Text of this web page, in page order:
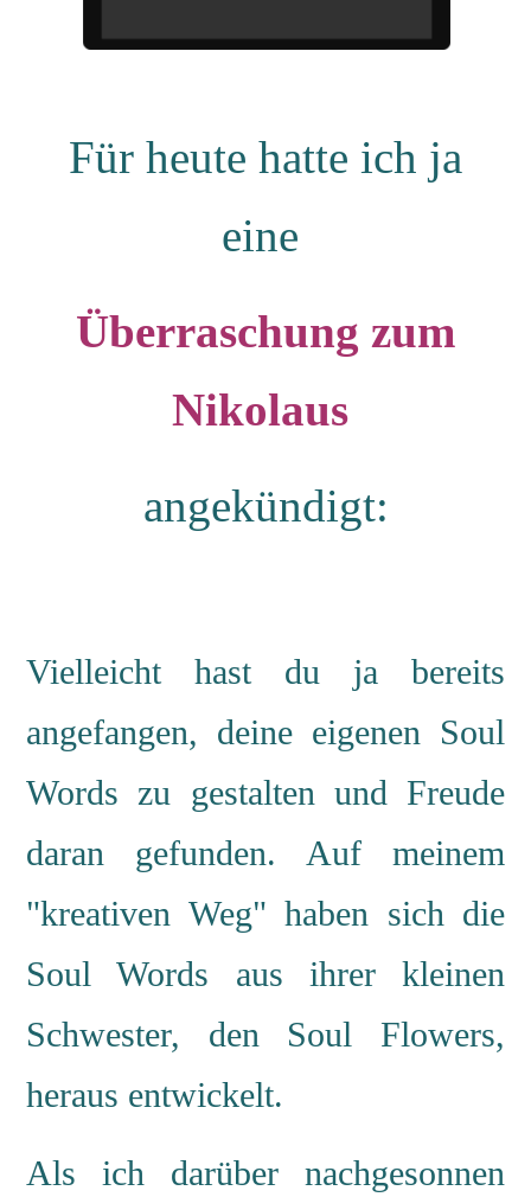
Für heute hatte ich ja
eine
Überraschung zum
Nikolaus
angekündigt:
Vielleicht hast du ja bereits
angefangen, deine eigenen Soul
Words zu gestalten und Freude
daran gefunden. Auf meinem
"kreativen Weg" haben sich die
Soul Words aus ihrer kleinen
Schwester, den Soul Flowers,
heraus entwickelt.
Als ich darüber nachgesonnen